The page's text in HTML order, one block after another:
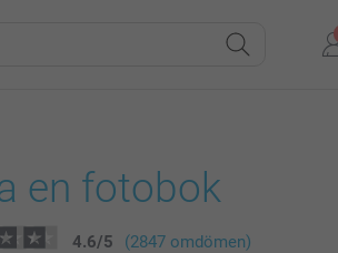
en fotobok
4.6/5 (2847 omdömen)